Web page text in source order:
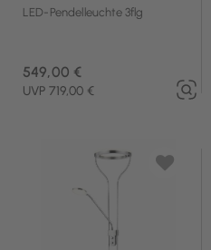
LED-Pendelleuchte 3flg
549,00 €
UVP 719,00 €